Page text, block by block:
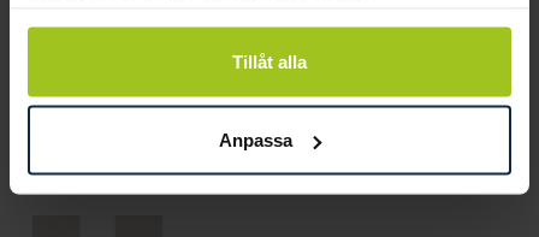
Tillåt alla
Anpassa
Connect
Pris:649 kr
649 kr